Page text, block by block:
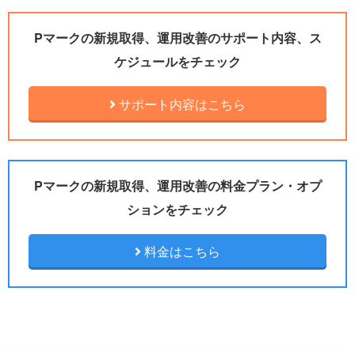
Pマークの新規取得、運用改善のサポート内容、ス
ケジュールをチェック
サポート内容はこちら
Pマークの新規取得、運用改善の料金プラン・オプ
ションをチェック
料金はこちら